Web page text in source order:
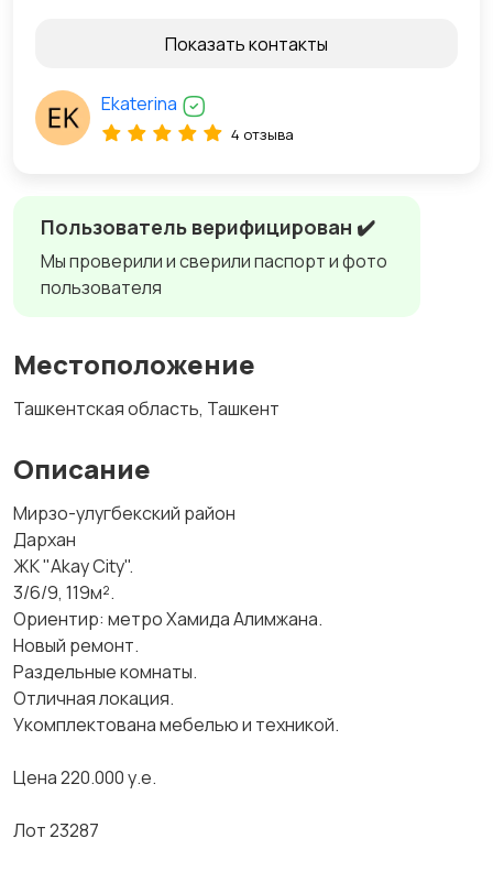
Пользователь верифицирован ✔️
Мы проверили и сверили паспорт и фото
пользователя
Местоположение
Ташкентская область, Ташкент
Описание
Мирзо-улугбекский район
Дархан
ЖК "Akay City".
3/6/9, 119м².
Ориентир: метро Хамида Алимжана.
Новый ремонт.
Раздельные комнаты.
Отличная локация.
Укомплектована мебелью и техникой.
Цена 220.000 у.е.
Лот 23287
Показать контакты
Ekaterina
4 отзыва